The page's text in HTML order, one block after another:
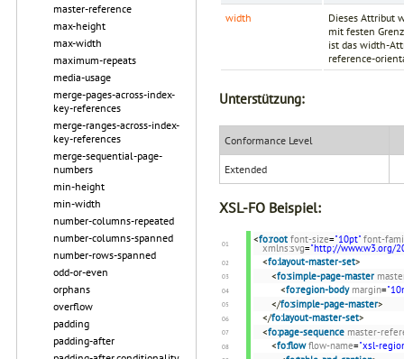
master-reference
max-height
max-width
maximum-repeats
media-usage
merge-pages-across-index-
key-references
merge-ranges-across-index-
key-references
merge-sequential-page-
numbers
min-height
min-width
number-columns-repeated
number-columns-spanned
number-rows-spanned
odd-or-even
orphans
overflow
padding
padding-after
width
Dieses Attribut
mit festen
ist das width-
reference-
Unterstützung:
Conformance Level
Extended
XSL-FO Beispiel:
<fo:root font-size="10pt" font-
xmlns:svg="http://www.w3.org/
<fo:layout-master-set>
<fo:simple-page-master
<fo:region-body margin=
</fo:simple-page-master>
</fo:layout-master-set>
<fo:page-sequence master-
<fo:flow flow-name="xsl-